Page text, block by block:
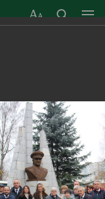
1 квартал, д.55
здания администрации
radugn@avo.ru
Электронная почта